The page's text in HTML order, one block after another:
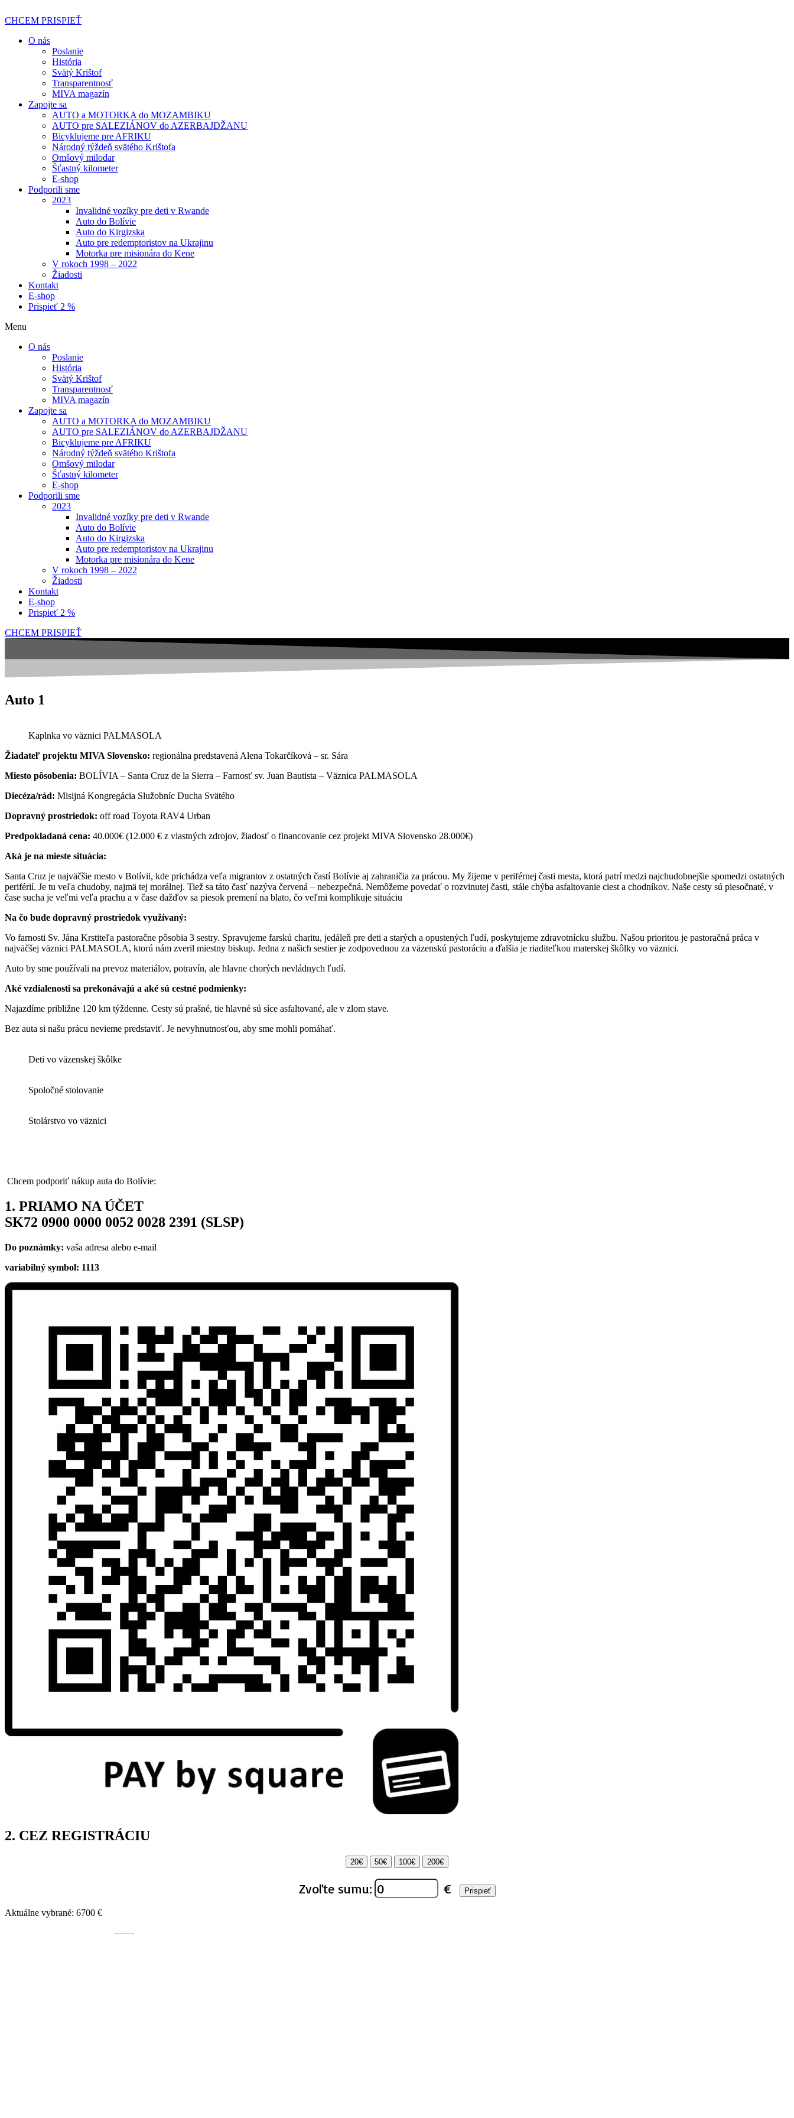
na
CHCEM PRISPIEŤ
O nás
Poslanie
História
Svätý Krištof
Transparentnosť
MIVA magazín
Zapojte sa
AUTO a MOTORKA do MOZAMBIKU
AUTO pre SALEZIÁNOV do AZERBAJDŽANU
Bicyklujeme pre AFRIKU
Národný týždeň svätého Krištofa
Omšový milodar
Šťastný kilometer
E-shop
Podporili sme
2023
Invalidné vozíky pre deti v Rwande
Auto do Bolívie
Auto do Kirgizska
Auto pre redemptoristov na Ukrajinu
Motorka pre misionára do Kene
V rokoch 1998 – 2022
Žiadosti
Kontakt
E-shop
Prispieť 2 %
Menu
O nás
Poslanie
História
Svätý Krištof
Transparentnosť
MIVA magazín
Zapojte sa
AUTO a MOTORKA do MOZAMBIKU
AUTO pre SALEZIÁNOV do AZERBAJDŽANU
Bicyklujeme pre AFRIKU
Národný týždeň svätého Krištofa
Omšový milodar
Šťastný kilometer
E-shop
Podporili sme
2023
Invalidné vozíky pre deti v Rwande
Auto do Bolívie
Auto do Kirgizska
Auto pre redemptoristov na Ukrajinu
Motorka pre misionára do Kene
V rokoch 1998 – 2022
Žiadosti
Kontakt
E-shop
Prispieť 2 %
CHCEM PRISPIEŤ
Auto 1
Kaplnka vo väznici PALMASOLA
Žiadateľ projektu MIVA Slovensko: regionálna predstavená Alena Tokarčíková – sr. Sára
Miesto pôsobenia: BOLÍVIA – Santa Cruz de la Sierra – Farnosť sv. Juan Bautista – Väznica PALMASOLA
Diecéza/rád: Misijná Kongregácia Služobníc Ducha Svätého
Dopravný prostriedok: off road Toyota RAV4 Urban
Predpokladaná cena: 40.000€ (12.000 € z vlastných zdrojov, žiadosť o financovanie cez projekt MIVA Slovensko 28.000€)
Aká je na mieste situácia:
Santa Cruz je najväčšie mesto v Bolívii, kde prichádza veľa migrantov z ostatných častí Bolívie aj zahraničia za prácou. My žijeme v periférnej časti mesta, ktorá patrí medzi najchudobnejšie spomedzi ostatných
periférií. Je tu veľa chudoby, najmä tej morálnej. Tiež sa táto časť nazýva červená – nebezpečná. Nemôžeme povedať o rozvinutej časti, stále chýba asfaltovanie ciest a chodníkov. Naše cesty sú piesočnaté, v
čase sucha je veľmi veľa prachu a v čase dažďov sa piesok premení na blato, čo veľmi komplikuje situáciu
Na čo bude dopravný prostriedok využívaný:
Vo farnosti Sv. Jána Krstiteľa pastoračne pôsobia 3 sestry. Spravujeme farskú charitu, jedáleň pre deti a starých a opustených ľudí, poskytujeme zdravotnícku službu. Našou prioritou je pastoračná práca v
najväčšej väznici PALMASOLA, ktorú nám zveril miestny biskup. Jedna z našich sestier je zodpovednou za väzenskú pastoráciu a ďalšia je riaditeľkou materskej škôlky vo väznici.
Auto by sme používali na prevoz materiálov, potravín, ale hlavne chorých nevládnych ľudí.
Aké vzdialenosti sa prekonávajú a aké sú cestné podmienky:
Najazdíme približne 120 km týždenne. Cesty sú prašné, tie hlavné sú síce asfaltované, ale v zlom stave.
Bez auta si našu prácu nevieme predstaviť. Je nevyhnutnosťou, aby sme mohli pomáhať.
Deti vo väzenskej škôlke
Spoločné stolovanie
Stolárstvo vo väznici
Chcem podporiť nákup auta do Bolívie:
1. PRIAMO NA ÚČET
SK72 0900 0000 0052 0028 2391 (SLSP)
Do poznámky: vaša adresa alebo e-mail
variabilný symbol: 1113
2. CEZ REGISTRÁCIU
20€ 50€ 100€ 200€
Zvoľte sumu: € Prispieť
Aktuálne vybrané: 6700 €